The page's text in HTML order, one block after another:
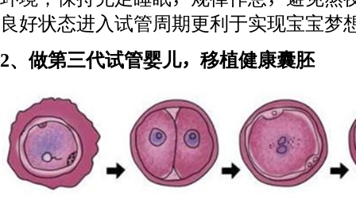
良好状态进入试管周期更利于实现宝宝梦
2、做第三代试管婴儿，移植健康囊胚